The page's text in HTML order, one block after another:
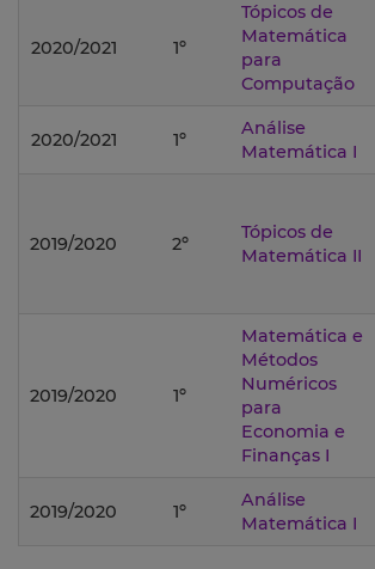
2020/2021 1º
Tópicos de
Matemática
para
Computação
2020/2021 1º
Análise
Matemática I
2019/2020 2º
Tópicos de
Matemática II
2019/2020 1º
Matemática e
Métodos
Numéricos
para
Economia e
Finanças I
2019/2020 1º
Análise
Matemática I